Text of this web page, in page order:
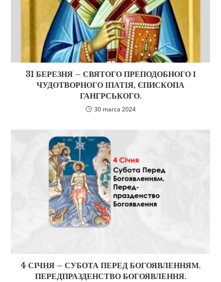
31 БЕРЕЗНЯ – СВЯТОГО ПРЕПОДОБНОГО І
ЧУДОТВОРНОГО ІПАТІЯ, ЄПИСКОПА
ГАНГРСЬКОГО.
30 marca 2024
4 СІЧНЯ – СУБОТА ПЕРЕД БОГОЯВЛЕННЯМ.
ПЕРЕДПРАЗДЕНСТВО БОГОЯВЛЕННЯ.